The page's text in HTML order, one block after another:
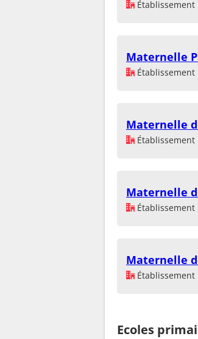
Établissement
Maternelle
Établissement
Maternelle
Établissement
Maternelle
Établissement
Maternelle
Établissement
Ecoles